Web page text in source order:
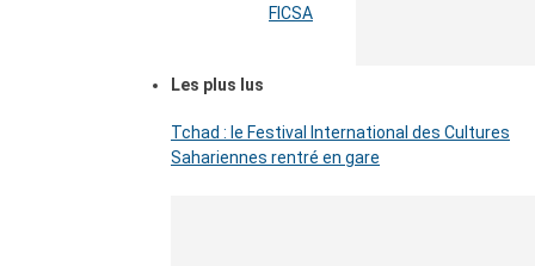
FICSA
Les plus lus
Tchad : le Festival International des Cultures
Sahariennes rentré en gare